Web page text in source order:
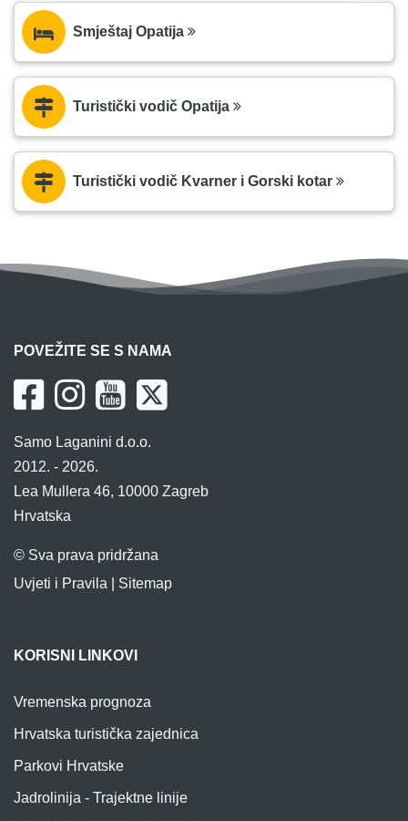
Smještaj Opatija
Turistički vodič Opatija
Turistički vodič Kvarner i Gorski kotar
POVEŽITE SE S NAMA
Samo Laganini d.o.o.
2012. - 2026.
Lea Mullera 46, 10000 Zagreb
Hrvatska
© Sva prava pridržana
Uvjeti i Pravila
Sitemap
KORISNI LINKOVI
Vremenska prognoza
Hrvatska turistička zajednica
Parkovi Hrvatske
Jadrolinija - Trajektne linije